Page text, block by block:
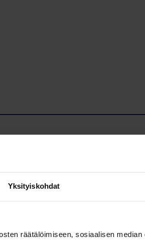
Yksityiskohdat
räätälöimiseen, sosiaalisen
valvoo ja edistää kaikenikäisten